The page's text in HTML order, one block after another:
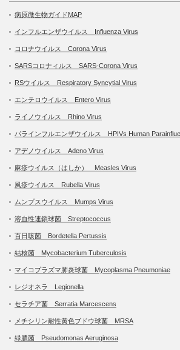
病原微生物ガイドMAP
インフルエンザウイルス Influenza Virus
コロナウイルス Corona Virus
SARSコロナィルス SARS-Corona Virus
RSウイルス Respiratory Syncytial Virus
エンテロウイルス Entero Virus
ライノウイルス Rhino Virus
パラインフルエンザウイルス HPIVs Human
アデノウイルス Adeno Virus
麻疹ウイルス（はしか） Measles Virus
風疹ウイルス Rubella Virus
ムンプスウイルス Mumps Virus
溶血性連鎖球菌 Streptococcus
百日咳菌 Bordetella Pertussis
結核菌 Mycobacterium Tuberculosis
マイコプラズマ肺炎球菌 Mycoplasma Pneumoniae
レジオネラ Legionella
セラチア菌 Serratia Marcescens
メチシリン耐性黄色ブドウ球菌 MRSA
緑膿菌 Pseudomonas Aeruginosa